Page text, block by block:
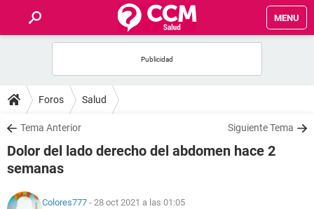
MENU
FOROS
SALUD
NUTRICIÓN
Foros Salud
Tema Anterior Siguiente Tema
Dolor del lado derecho del abdomen hace 2
semanas
Colores777 - 28 oct 2021 a las 01:05